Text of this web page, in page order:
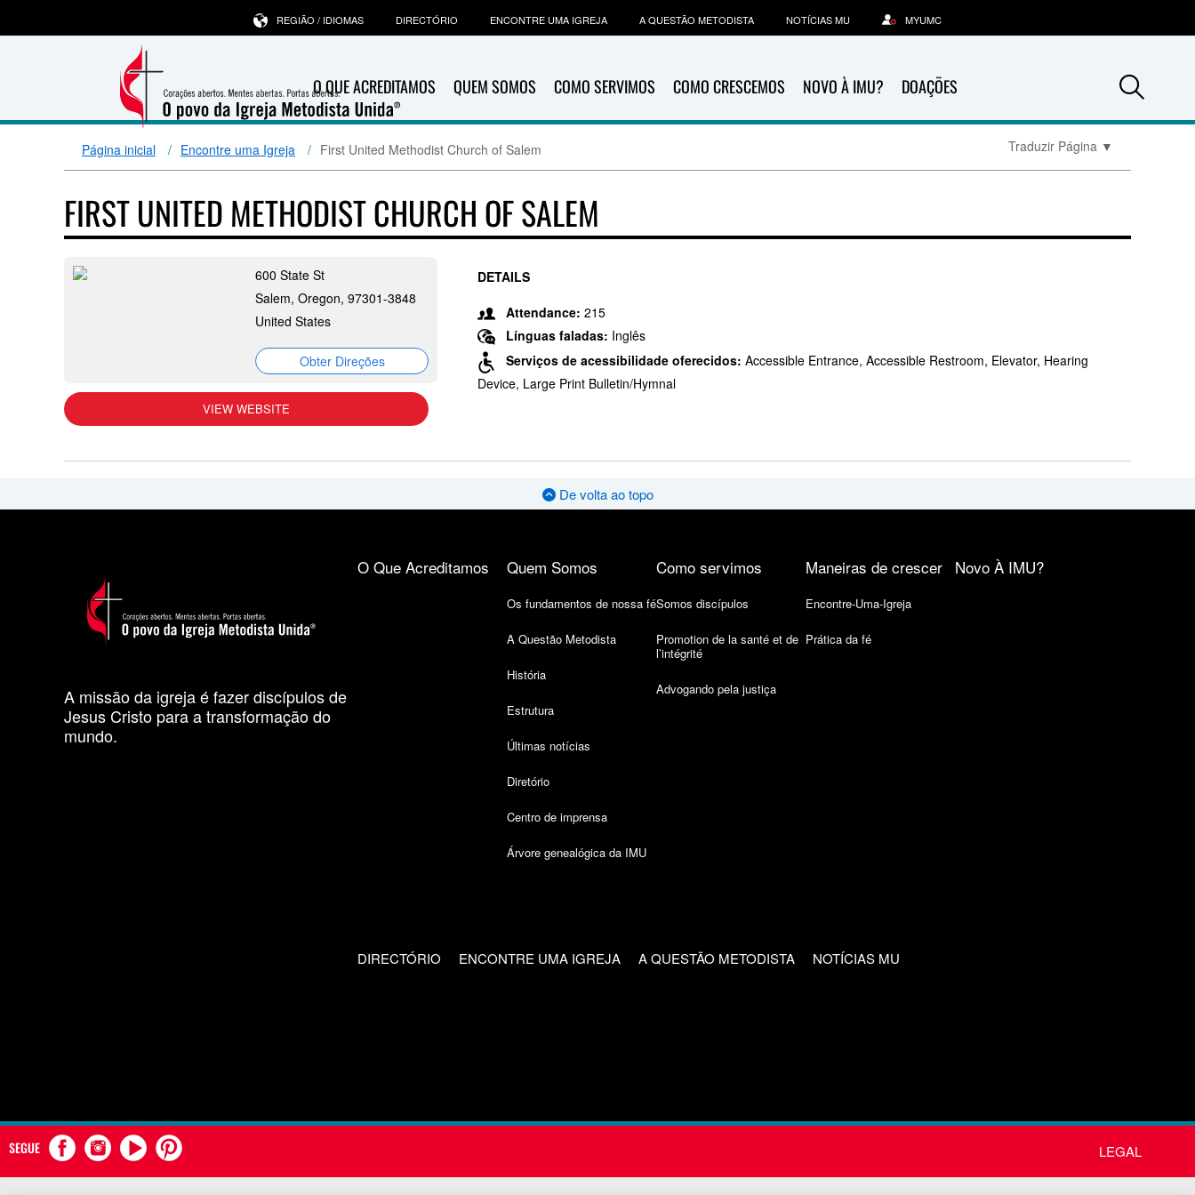
O QUE ACREDITAMOS QUEM SOMOS COMO SERVIMOS COMO CRESCEMOS NOVO À IMU? DOAÇÕES
REGIÃO / IDIOMAS DIRECTÓRIO ENCONTRE UMA IGREJA A QUESTÃO METODISTA NOTÍCIAS MU MYUMC
Página inicial Encontre uma Igreja First United Methodist Church of Salem Traduzir Página ▼
FIRST UNITED METHODIST CHURCH OF SALEM
600 State St
Salem, Oregon, 97301-3848
United States
Obter Direções
VIEW WEBSITE
DETAILS
Attendance: 215
Línguas faladas: Inglês
Serviços de acessibilidade oferecidos: Accessible Entrance, Accessible Restroom, Elevator, Hearing
Device, Large Print Bulletin/Hymnal
De volta ao topo
A missão da igreja é fazer discípulos de
Jesus Cristo para a transformação do
mundo.
O Que Acreditamos Quem Somos
Os fundamentos de nossa fé
A Questão Metodista
História
Estrutura
Últimas notícias
Diretório
Centro de imprensa
Árvore genealógica da IMU
Como servimos
Somos discípulos
Promotion de la santé et de
l’intégrité
Advogando pela justiça
Maneiras de crescer
Encontre-Uma-Igreja
Prática da fé
Novo À IMU?
DIRECTÓRIO ENCONTRE UMA IGREJA A QUESTÃO METODISTA NOTÍCIAS MU
SEGUE LEGAL